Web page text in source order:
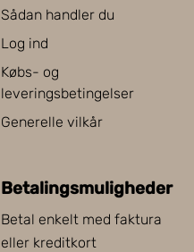
Sådan handler du
Log ind
Købs- og
leveringsbetingelser
Generelle vilkår
Betalingsmuligheder
Betal enkelt med faktura
eller kreditkort